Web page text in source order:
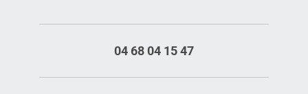
04 68 04 15 47